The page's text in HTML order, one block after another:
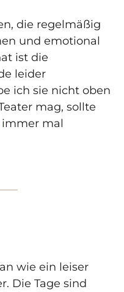
die regelmäßig
und emotional
ist die
leider
ich sie nicht oben
mag, sollte
immer mal
wie ein leiser
Die Tage sind